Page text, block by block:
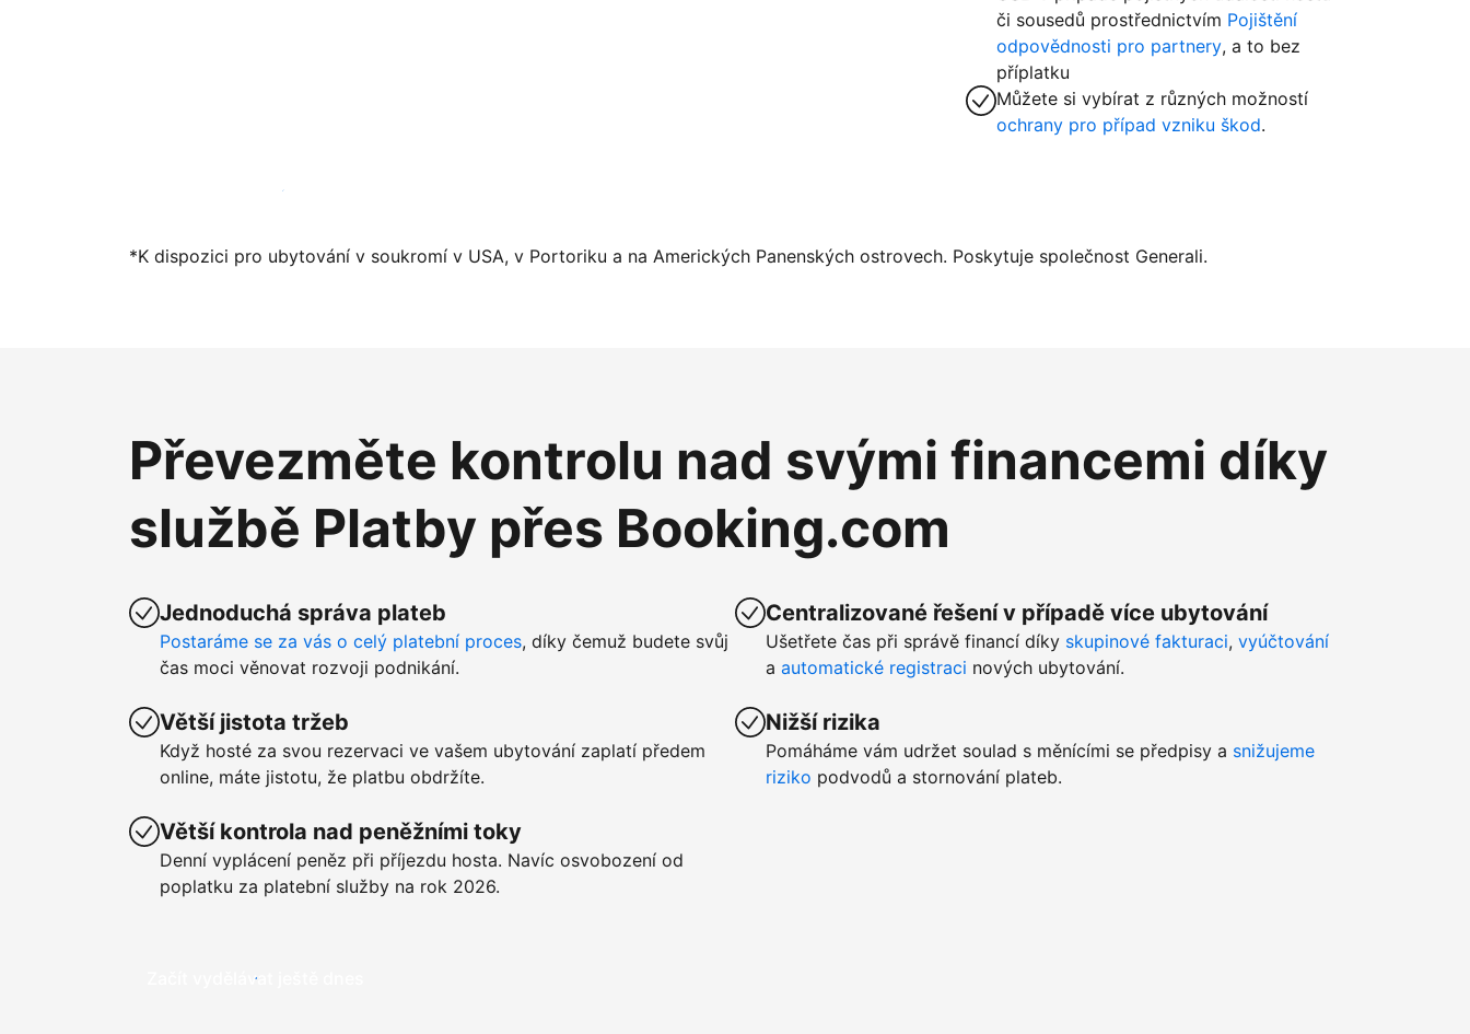
či sousedů prostřednictvím Pojištění
odpovědnosti pro partnery, a to bez
příplatku
Můžete si vybírat z různých možností
ochrany pro případ vzniku škod.
Zaregistrovat ubytování už dnes
*K dispozici pro ubytování v soukromí v USA, v Portoriku a na Amerických Panenských ostrovech. Poskytuje společnost Generali.
Převezměte kontrolu nad svými financemi díky
službě Platby přes Booking.com
Jednoduchá správa plateb
Postaráme se za vás o celý platební proces, díky čemuž budete svůj
čas moci věnovat rozvoji podnikání.
Větší jistota tržeb
Když hosté za svou rezervaci ve vašem ubytování zaplatí předem
online, máte jistotu, že platbu obdržíte.
Větší kontrola nad peněžními toky
Denní vyplácení peněz při příjezdu hosta. Navíc osvobození od
poplatku za platební služby na rok 2026.
Centralizované řešení v případě více ubytování
Ušetřete čas při správě financí díky skupinové fakturaci, vyúčtování
a automatické registraci nových ubytování.
Nižší rizika
Pomáháme vám udržet soulad s měnícími se předpisy a snižujeme
riziko podvodů a stornování plateb.
Začít vydělávat ještě dnes